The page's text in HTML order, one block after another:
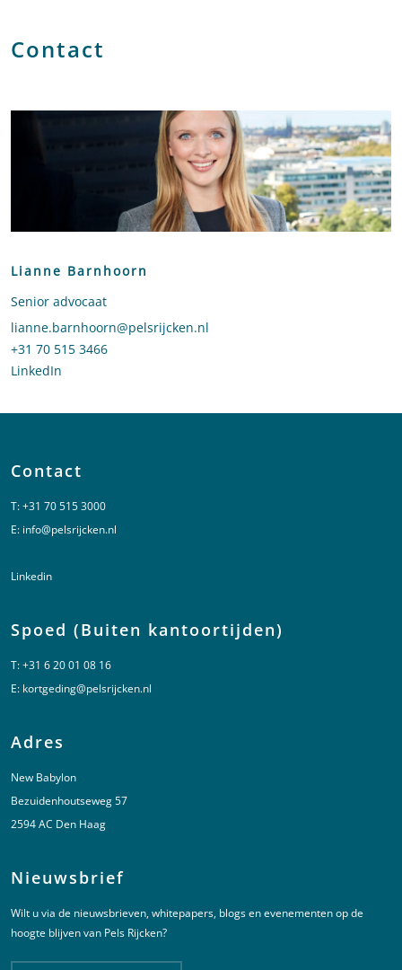
Contact
Lianne Barnhoorn
Senior advocaat
Stuur een e-mail naar Lianne Barnhoorn
lianne.barnhoorn@pelsrijcken.nl
Bel naar Lianne Barnhoorn
+31 70 515 3466
LinkedIn
Contact
T:+31 70 515 3000
E: info@pelsrijcken.nl
Linkedin
Spoed (Buiten kantoortijden)
T:+31 6 20 01 08 16
E: kortgeding@pelsrijcken.nl
Adres
New Babylon
Bezuidenhoutseweg 57
2594 AC Den Haag
Nieuwsbrief
Wilt u via de nieuwsbrieven, whitepapers, blogs en evenementen op de
hoogte blijven van Pels Rijcken?